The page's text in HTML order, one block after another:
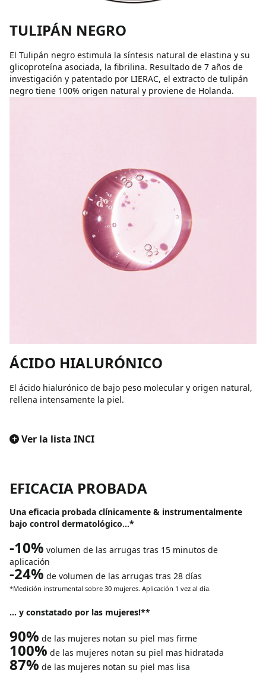
TULIPÁN NEGRO
El Tulipán negro estimula la síntesis natural de elastina y su
glicoproteína asociada, la fibrilina. Resultado de 7 años de
investigación y patentado por LIERAC, el extracto de tulipán
negro tiene 100% origen natural y proviene de Holanda.
ÁCIDO HIALURÓNICO
El ácido hialurónico de bajo peso molecular y origen natural,
rellena intensamente la piel.
+ Ver la lista INCI
EFICACIA PROBADA
Una eficacia probada clínicamente & instrumentalmente
bajo control dermatológico...*
-10% volumen de las arrugas tras 15 minutos de
aplicación
-24% de volumen de las arrugas tras 28 días
*Medición instrumental sobre 30 mujeres. Aplicación 1 vez al día.
... y constatado por las mujeres!**
90% de las mujeres notan su piel mas firme
100% de las mujeres notan su piel mas hidratada
87% de las mujeres notan su piel mas lisa